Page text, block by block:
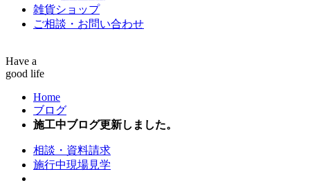
雑貨ショップ
ご相談・お問い合わせ
Have a
good life
Home
ブログ
施工中ブログ更新しました。
相談・資料請求
施行中現場見学